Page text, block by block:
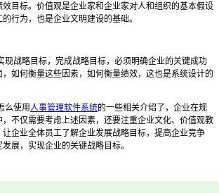
目标。价值观是企业家和企业家对人和组织的基本假设
行为，也是企业文明建设的基础。
现战略目标，完成战略目标，必须明确企业的关键成功
如何衡量这些因素，如何衡量绩效，这也是系统设计的
么使用人事管理软件系统的一些相关介绍了，企业在规
，不仅需要考虑上述因素，还要注重企业文化、价值观教
企业全体员工了解企业发展战略目标，提高企业竞争
展，实现企业的关键战略目标。